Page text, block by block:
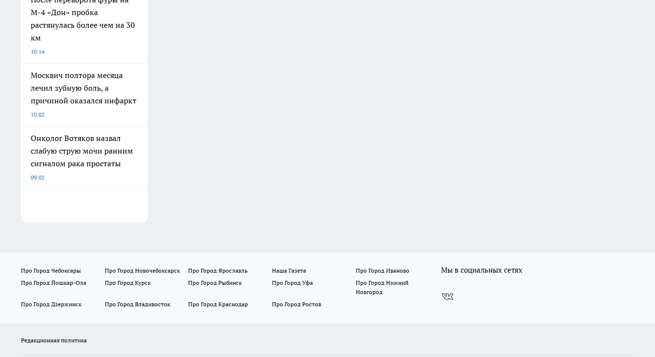
М-4 «Дон» пробка
растянулась более чем на 30
км
10:14
Москвич полтора месяца
лечил зубную боль, а
причиной оказался инфаркт
10:02
Онколог Вотяков назвал
слабую струю мочи ранним
сигналом рака простаты
09:02
Про Город Чебоксары Про Город Новочебоксарск Про Город Ярославль Наша Газета
Про Город Иваново
Про Город Йошкар-Ола
Про Город Курск Про Город Рыбинск Про Город Уфа
Про Город Нижний
Новгород
Про Город Дзержинск
Про Город Владивосток Про Город Краснодар Про Город Ростов
Мы в социальных сетях
Редакционная политика